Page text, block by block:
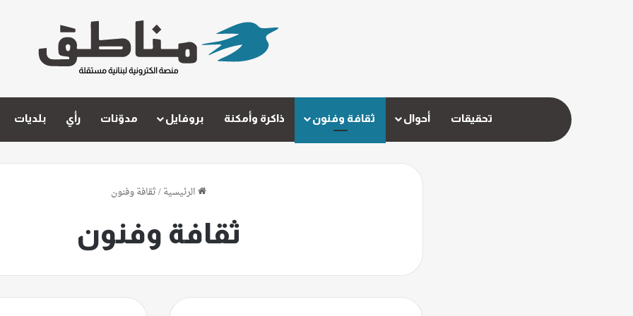
تحقيقات أحوال ثقافة وفنون ذاكرة وأمكنة بروفايل مدوّنات رأي بلديات
الرئيسية/ثقافة وفنون
ثقافة وفنون